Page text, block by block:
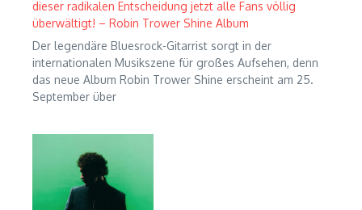
dieser radikalen Entscheidung jetzt alle Fans völlig
überwältigt! – Robin Trower Shine Album
Der legendäre Bluesrock-Gitarrist sorgt in der
internationalen Musikszene für großes Aufsehen, denn
das neue Album Robin Trower Shine erscheint am 25.
September über